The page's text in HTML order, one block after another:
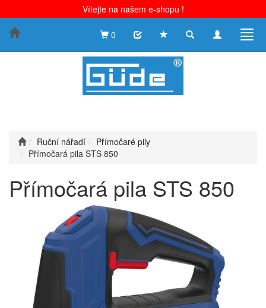
Vítejte na našem e-shopu !
Toggle
Toggle
0
Ruční nářadí
Přímočaré pily
Přímočará pila STS 850
Přímočará pila STS 850